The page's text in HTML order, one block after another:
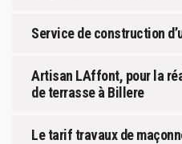
Service de construction
Artisan LAffont, pour la
de terrasse à Billere
Le tarif travaux de